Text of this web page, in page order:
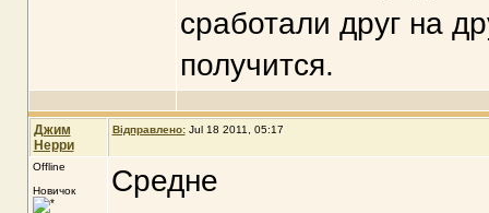
сработали друг на
получится.
Джим
Нерри
Відправлено: Jul 18 2011, 05:17
Offline
Новичок
Средне